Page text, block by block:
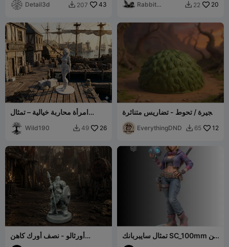
Detail3d  207 43
Rabbit
 22 20
امرأة محاربة خيالية – تمثال
مفصل
Wild190  49 26
شجيرة / تحوط - تضاريس متناثرة
لـ DND
EverythingDND  65 12
أورثالو - نصف أورك كاهن
غرومش
تمثال سايبربانك SC_100mm من
WorkShop3D